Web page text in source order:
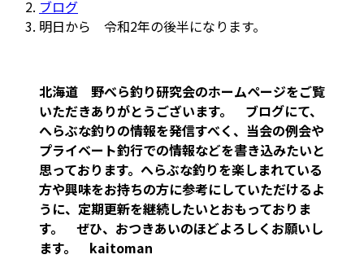
日
ブログ
明日から 令和2年の後半になります。
北海道 野べら釣り研究会のホームページをご覧
いただきありがとうございます。 ブログにて、
へらぶな釣りの情報を発信すべく、当会の例会や
プライベート釣行での情報などを書き込みたいと
思っております。へらぶな釣りを楽しまれている
方や興味をお持ちの方に参考にしていただけるよ
うに、定期更新を継続したいとおもっておりま
す。 ぜひ、おつきあいのほどよろしくお願いし
ます。 kaitoman